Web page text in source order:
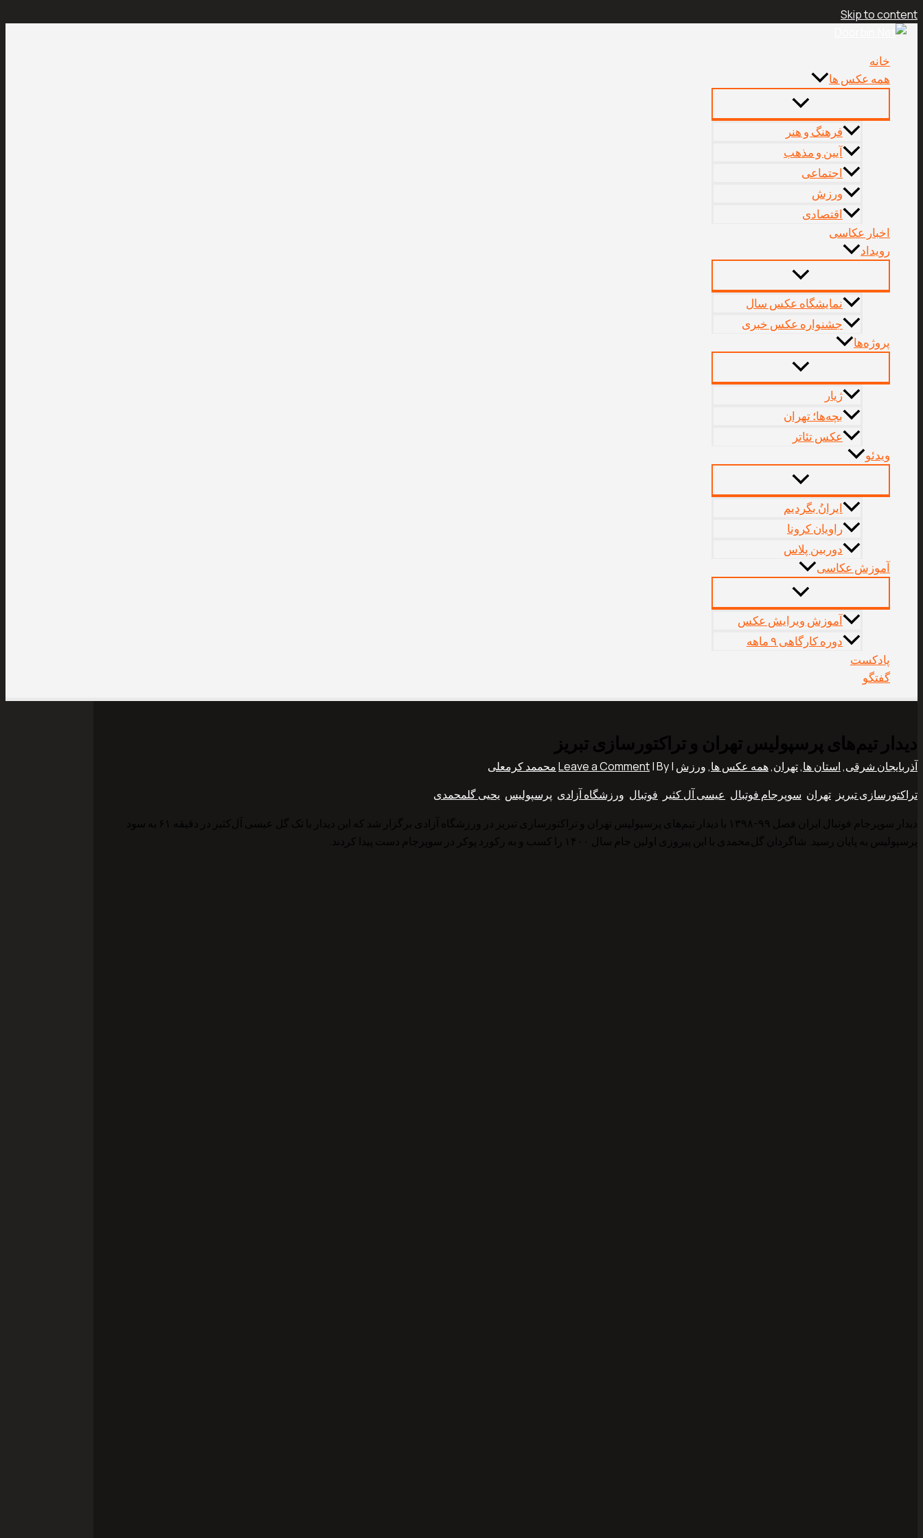
Skip to content
خانه
همه عکس ها
فرهنگ و هنر
آیین و مذهب
اجتماعی
ورزش
اقتصادی
اخبار عکاسی
رویداد
نمایشگاه عکس سال
جشنواره عکس خبری
پروژه‌‌ها
ژیار
بچه‌ها؛ تهران
عکس تئاتر
ویدئو
ایرانُ بگردیم
راویان کرونا
دوربین پلاس
آموزش عکاسی
آموزش ویرایش عکس
دوره کارگاهی ۹ ماهه
پادکست
گفتگو
آذربایجان شرقی,استان ها,تهران,همه عکس ها,ورزش |
Leave a Comment| By
محممد کرمعلی
تراکتورسازی تبریز تهران سوپرجام فوتبال عیسی آل کثیر فوتبال ورزشگاه آزادی پرسپولیس یحیی گلمحمدی